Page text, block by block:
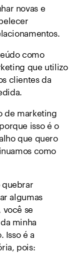
novas e
como
que utilizo
clientes da
de marketing
isso é o
que quero
como
quebrar
algumas
se
minha
Isso é a
pois: